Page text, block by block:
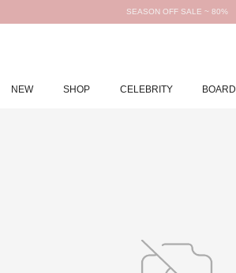
SEASON OFF SALE ~ 80%
NEW SHOP CELEBRITY BOARD